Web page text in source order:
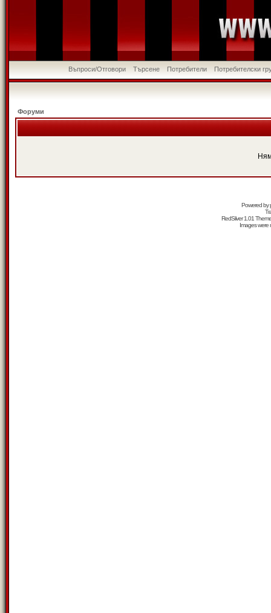
Въпроси/Отговори Търсене Потребители Потребителски
Форуми
Powered by
RedSilver 1.01
Images were